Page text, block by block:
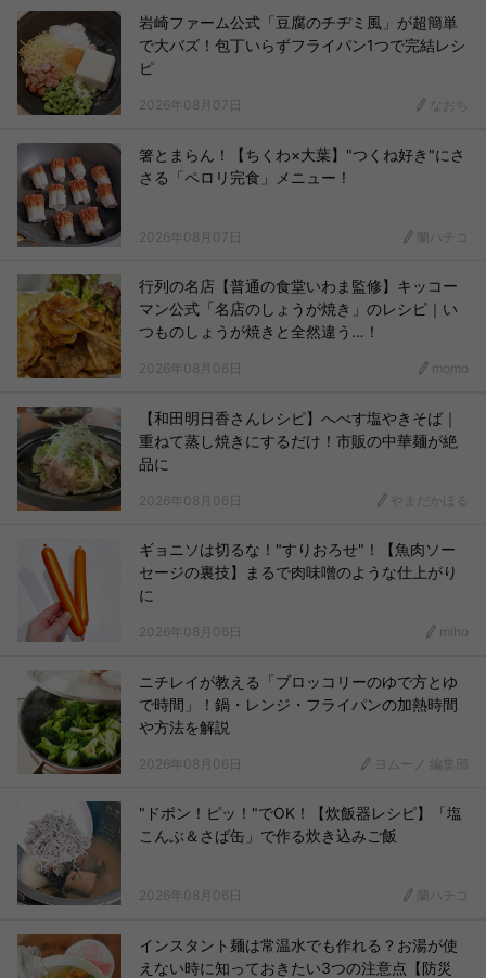
岩崎ファーム公式「豆腐のチヂミ風」が超簡単
で大バズ！包丁いらずフライパン1つで完結レシ
ピ
2026年08月07日 なおち
箸とまらん！【ちくわ×大葉】"つくね好き"にさ
さる「ペロリ完食」メニュー！
2026年08月07日 蘭ハチコ
行列の名店【普通の食堂いわま監修】キッコー
マン公式「名店のしょうが焼き」のレシピ｜い
つものしょうが焼きと全然違う…！
2026年08月06日 momo
【和田明日香さんレシピ】へべす塩やきそば｜
重ねて蒸し焼きにするだけ！市販の中華麺が絶
品に
2026年08月06日 やまだかほる
ギョニソは切るな！"すりおろせ"！【魚肉ソー
セージの裏技】まるで肉味噌のような仕上がり
に
2026年08月06日 miho
ニチレイが教える「ブロッコリーのゆで方とゆ
で時間」！鍋・レンジ・フライパンの加熱時間
や方法を解説
2026年08月06日 ヨムーノ 編集部
"ドボン！ピッ！"でOK！【炊飯器レシピ】「塩
こんぶ＆さば缶」で作る炊き込みご飯
2026年08月06日 蘭ハチコ
インスタント麺は常温水でも作れる？お湯が使
えない時に知っておきたい3つの注意点【防災